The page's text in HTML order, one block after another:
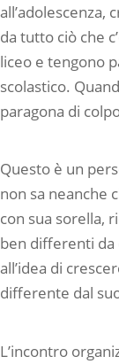
all’adolescenza,
da tutto ciò che
liceo e tengono
scolastico.
paragona di
Questo è un
non sa neanche
con sua sorella,
ben differenti da
all’idea di
differente dal
L’incontro